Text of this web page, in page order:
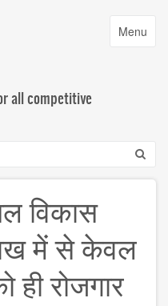
Toggle
Menu
all competitive
विकास
में से केवल
ही रोजगार